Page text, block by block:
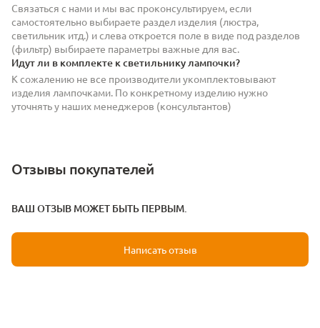
Связаться с нами и мы вас проконсультируем, если
самостоятельно выбираете раздел изделия (люстра,
светильник итд.) и слева откроется поле в виде под разделов
(фильтр) выбираете параметры важные для вас.
Идут ли в комплекте к светильнику лампочки?
К сожалению не все производители укомплектовывают
изделия лампочками. По конкретному изделию нужно
уточнять у наших менеджеров (консультантов)
Отзывы покупателей
ВАШ ОТЗЫВ МОЖЕТ БЫТЬ ПЕРВЫМ.
Написать отзыв